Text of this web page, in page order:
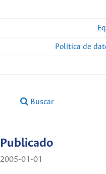
Política de
Buscar
Publicado
2005-01-01